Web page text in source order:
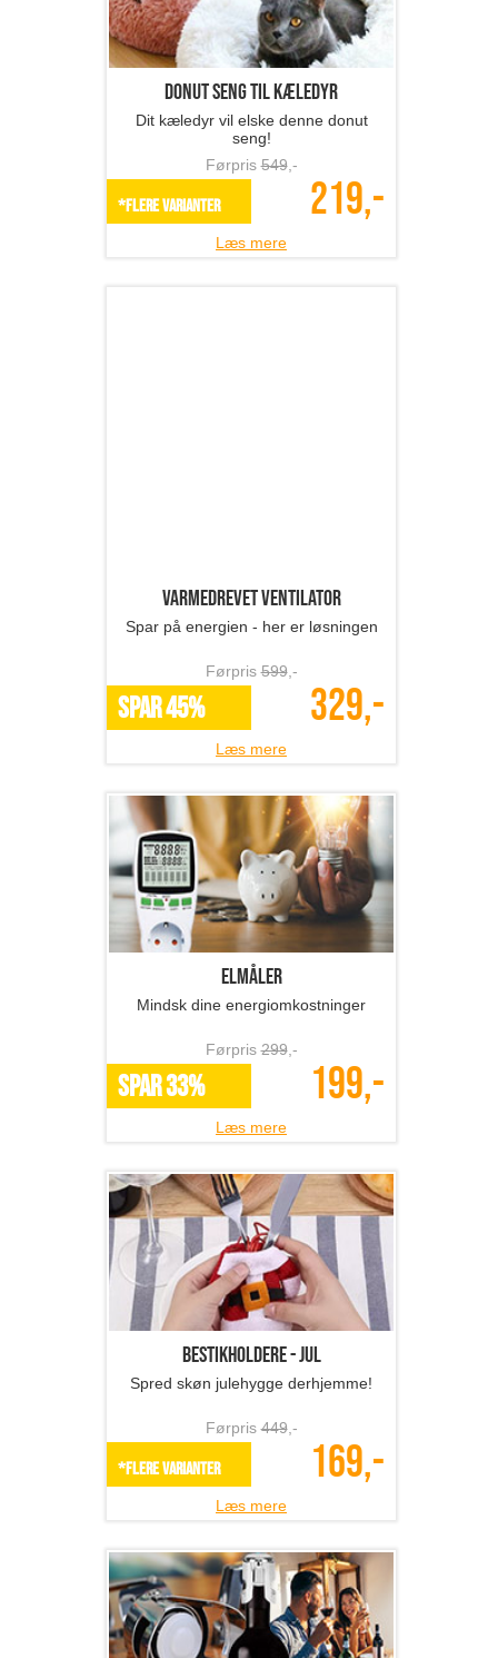
Varmedrevet ventilator
Spar på energien - her er løsningen
Elmåler
Mindsk dine energiomkostninger
Førpris 299
SPAR 33% 199,-
Læs mere
Bestikholdere - jul
Spred skøn julehygge derhjemme!
Førpris 449
*Flere varianter 169,-
Læs mere
Vinpropper i rustfrit st...
Elegante vinpropper i rustfrit stål!
Førpris 249
*Flere varianter 119,-
Læs mere